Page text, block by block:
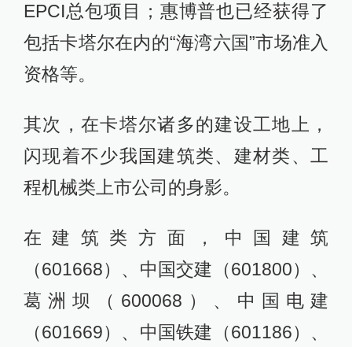
EPCI总包项目；惠博普也已经获得了
包括卡塔尔在内的“海湾六国”市场准入
资格等。
其次，在卡塔尔诸多的建设工地上，
闪现着不少我国建筑类、建材类、工
程机械类上市公司的身影。
在建筑类方面，中国建筑
（601668）、中国交建（601800）、
葛洲坝（600068）、中国电建
（601669）、中国铁建（601186）、